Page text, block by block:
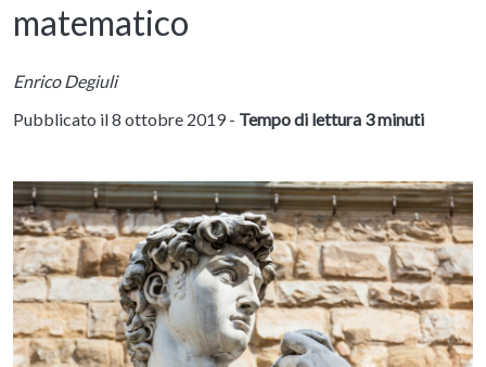
matematico
Enrico Degiuli
Pubblicato il 8 ottobre 2019 - Tempo di lettura 3 minuti